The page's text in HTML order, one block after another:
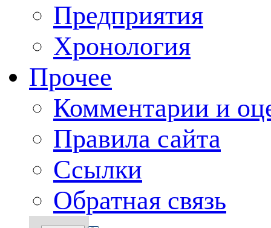
Предприятия
Хронология
Прочее
Комментарии и
Правила сайта
Ссылки
Обратная связь